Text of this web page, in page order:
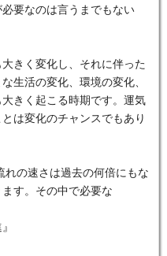
要なのは言うまでもない
きく変化し、それに伴った
生活の変化、環境の変化、
きく起こる時期です。運気
は変化のチャンスでもあり
れの速さは過去の何倍にもな
す。その中で必要な